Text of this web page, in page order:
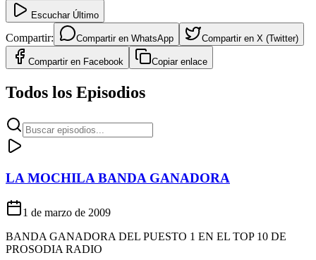
Escuchar Último
Compartir: Compartir en WhatsApp Compartir en X (Twitter)
Compartir en Facebook Copiar enlace
Todos los Episodios
LA MOCHILA BANDA GANADORA
1 de marzo de 2009
BANDA GANADORA DEL PUESTO 1 EN EL TOP 10 DE
PROSODIA RADIO